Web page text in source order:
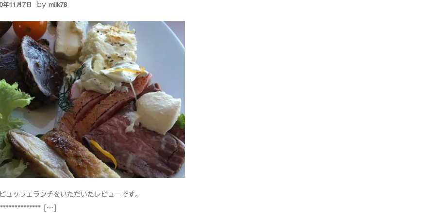
年11月7日 by milk78
ッフェランチをいただいたレビューです。
[…]